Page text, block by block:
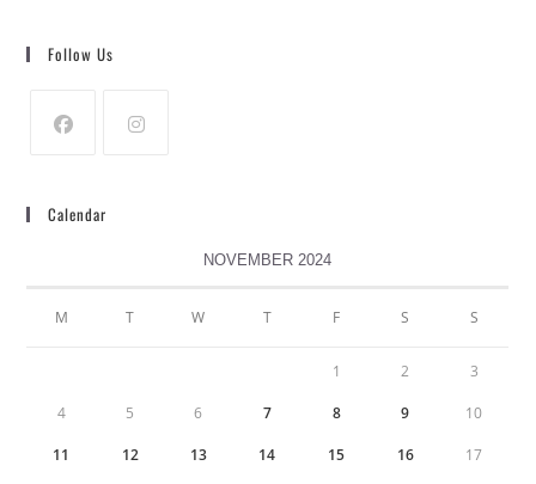
Follow Us
Calendar
NOVEMBER 2024
M T W T F S S
1 2 3
4 5 6 7 8 9 10
11 12 13 14 15 16 17